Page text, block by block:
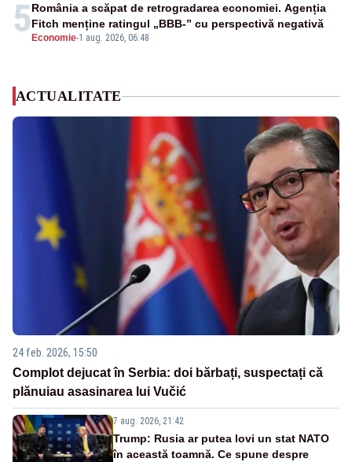
5 Economie-1 aug. 2026, 06:48
România a scăpat de retrogradarea economiei. Agenția
Fitch menține ratingul „BBB-” cu perspectivă negativă
ACTUALITATE
24 feb. 2026, 15:50
Complot dejucat în Serbia: doi bărbați, suspectați că
plănuiau asasinarea lui Vučić
7 aug. 2026, 21:42
Trump: Rusia ar putea lovi un stat NATO
în această toamnă. Ce spune despre